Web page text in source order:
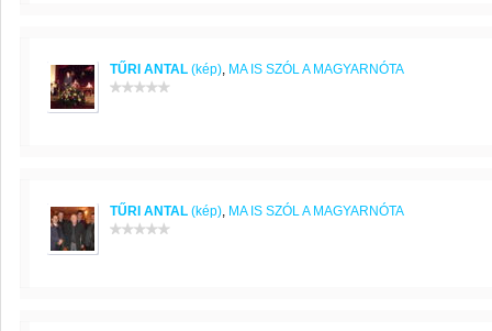
TŰRI ANTAL (kép), MA IS SZÓL A MAGYARNÓTA
TŰRI ANTAL (kép), MA IS SZÓL A MAGYARNÓTA